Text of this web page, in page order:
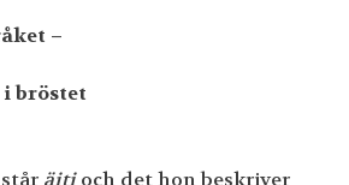
–
bröstet
äitioch det hon beskriver